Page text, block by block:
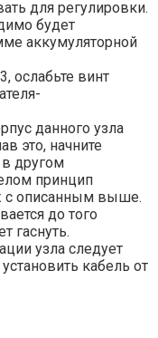
для регулировки.
будет
аккумуляторной
ослабьте винт
данного узла
это, начните
другом
принцип
с описанным выше.
до того
гаснуть.
узла следует
кабель от